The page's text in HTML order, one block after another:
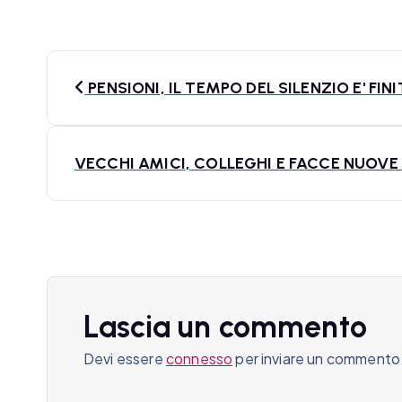
PENSIONI, IL TEMPO DEL SILENZIO E'
VECCHI AMICI, COLLEGHI E FACCE NUOVE
Lascia un commento
Devi essereconnessoper inviare un commento.